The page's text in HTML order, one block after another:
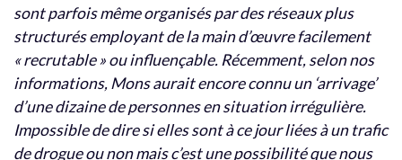
sont parfois même organisés par des réseaux plus
structurés employant de la main d’œuvre facilement
« recrutable » ou influençable. Récemment, selon nos
informations, Mons aurait encore connu un ‘arrivage’
d’une dizaine de personnes en situation irrégulière.
Impossible de dire si elles sont à ce jour liées à un trafic
de drogue ou non mais c’est une possibilité que nous